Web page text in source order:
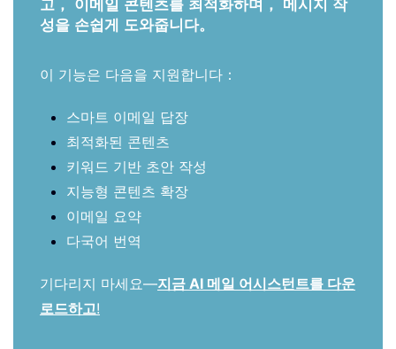
고， 이메일 콘텐츠를 최적화하며， 메시지 작
성을 손쉽게 도와줍니다。
이 기능은 다음을 지원합니다：
스마트 이메일 답장
최적화된 콘텐츠
키워드 기반 초안 작성
지능형 콘텐츠 확장
이메일 요약
다국어 번역
기다리지 마세요—지금 AI 메일 어시스턴트를 다운
로드하고!